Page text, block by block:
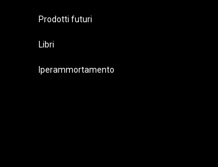
Prodotti futuri
Libri
Iperammortamento